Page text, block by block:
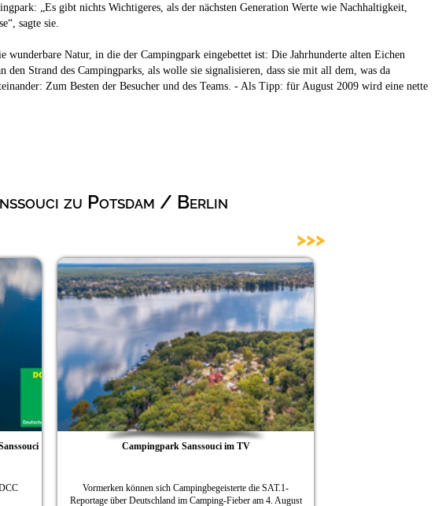
„Es gibt nichts Wichtigeres, als der nächsten Generation Werte wie Nachhaltigkeit,
sagte sie.
Natur, in die der Campingpark eingebettet ist: Die Jahrhunderte alten Eichen
Strand des Campingparks, als wolle sie signalisieren, dass sie mit all dem, was da
Zum Besten der Besucher und des Teams. - Als Tipp: für August 2009 wird eine nette
zu Potsdam / Berlin
Campingpark Sanssouci im TV
Vormerken können sich Campingbegeisterte die SAT.1-
Reportage über Deutschland im Camping-Fieber am 4. August
>>>